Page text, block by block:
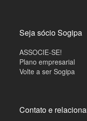
Seja sócio Sogipa
ASSOCIE-SE!
Plano empresarial
Volte a ser Sogipa
Contato e